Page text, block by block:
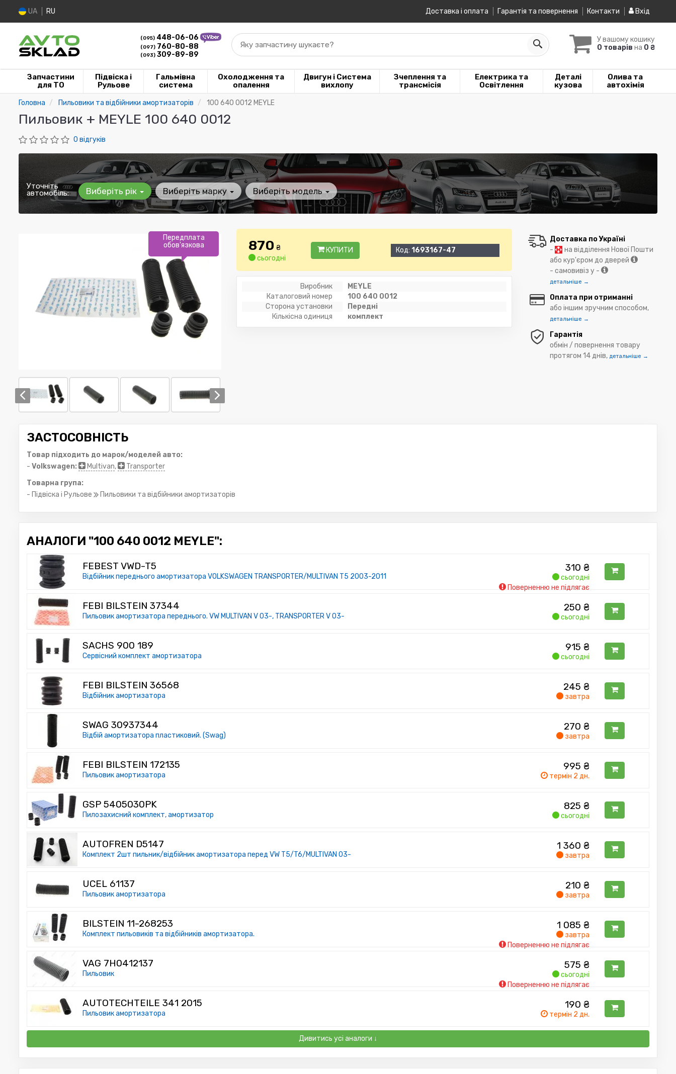
UA RU Доставка і оплата Гарантія та повернення Контакти Вхід
(095) 448-06-06
(097) 760-80-88
(093) 309-89-89
У вашому кошику
0 товарів на 0 ₴
Яку запчастину шукаєте?
Запчастини
для ТО
Підвіска і
Рульове
Гальмівна
система
Охолодження та
опалення
Двигун і Система
вихлопу
Зчеплення та
трансмісія
Електрика та
Освітлення
Деталі
кузова
Олива та
автохімія
Головна Пильовики та відбійники амортизаторів 100 640 0012 MEYLE
Пильовик + MEYLE 100 640 0012
0 відгуків
Уточніть
автомобіль: Виберіть рік Виберіть марку Виберіть модель
Передплата
обов'язкова
870 ₴
сьогодні
КУПИТИ Код: 1693167-47
Виробник
MEYLE
Каталоговий номер
100 640 0012
Сторона установки
Передні
Кількісна одиниця
комплект
Доставка по Україні
-
на відділення Нової Пошти
або кур'єром до дверей
- самовивіз у -
детальніше →
Оплата при отриманні
або іншим зручним способом,
детальніше →
Гарантія
обмін / повернення товару
протягом 14 днів, детальніше →
ЗАСТОСОВНІСТЬ
Товар підходить до марок/моделей авто:
- Volkswagen: Multivan,
Transporter
Товарна група:
- Підвіска і Рульове
Пильовики та відбійники амортизаторів
АНАЛОГИ "100 640 0012 MEYLE":
FEBEST VWD-T5
Відбійник переднього амортизатора VOLKSWAGEN TRANSPORTER/MULTIVAN T5 2003-2011
310 ₴
сьогодні
Поверненню не підлягає
FEBI BILSTEIN 37344
Пильовик амортизатора переднього. VW MULTIVAN V 03-, TRANSPORTER V 03-
250 ₴
сьогодні
SACHS 900 189
Сервісний комплект амортизатора
915 ₴
сьогодні
FEBI BILSTEIN 36568
Відбійник амортизатора
245 ₴
завтра
SWAG 30937344
Відбій амортизатора пластиковий. (Swag)
270 ₴
завтра
FEBI BILSTEIN 172135
Пильовик амортизатора
995 ₴
термін 2 дн.
GSP 5405030PK
Пилозахисний комплект, амортизатор
825 ₴
сьогодні
AUTOFREN D5147
Комплект 2шт пильник/відбійник амортизатора перед VW T5/T6/MULTIVAN 03-
1 360 ₴
завтра
UCEL 61137
Пильовик амортизатора
210 ₴
завтра
BILSTEIN 11-268253
Комплект пильовиків та відбійників амортизатора.
1 085 ₴
завтра
Поверненню не підлягає
VAG 7H0412137
Пильовик
575 ₴
сьогодні
Поверненню не підлягає
AUTOTECHTEILE 341 2015
Пильовик амортизатора
190 ₴
термін 2 дн.
Дивитись усі аналоги ↓